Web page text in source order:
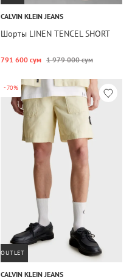
CALVIN KLEIN JEANS
Шорты LINEN TENCEL SHORT
791 600 сум 1 979 000 сум
-70%
OUTLET
CALVIN KLEIN JEANS